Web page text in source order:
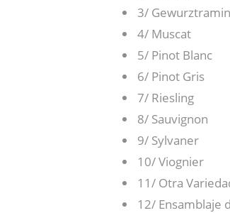
3/
4/ Muscat
5/ Pinot Blanc
6/ Pinot Gris
7/ Riesling
8/ Sauvignon
9/ Sylvaner
10/ Viognier
11/ Otra
12/ Ensamblaje